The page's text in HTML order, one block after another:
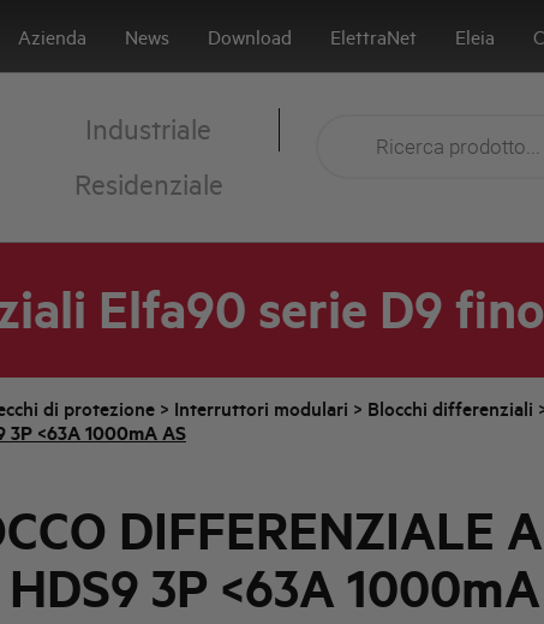
Azienda News Download ElettraNet Eleia
Industriale
Residenziale
Elfa90 serie D9
di protezione > Interruttori modulari > Blocchi differenziali
3P <63A 1000mA AS
DIFFERENZIALE
3P <63A